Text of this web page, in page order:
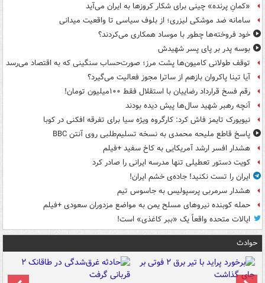
«کمانِ پرنده» چینی برای شکار کروزها به ایران می‌آید
سامانه ضد موشکی لیزری؛ از بلوف سیاسی تا واقعیت میدانی
خود فروخته‌ها چطور با موساد همکاری می‌کردند؟
بوسه‌ پدر بر پای پسر شهیدش
توقف طولانی کامیون‌ها پشت مرز؛ صورت‌حساب سنگینی که به اقتصاد می‌رسد
آیا تینا پاکروان بازهم از ساترا مجوز فعالیت می‌گیرد؟
رقم فسخ قرارداد رضاییان با استقلال فقط ۱۰۰میلیون تومان!
آنچه رهبر شهید سال‌ها پیش دیده بودند
نیویورک تایمز فاش کرد: کارگروه ویژه سیا برای تفرقه افکنی در کوبا
پاسخ قاطع ملیحه محمدی به نسخه تسلیم‌طلبی روی آنتن BBC
هشدار افسر ارشد آمریکایی به کاخ سفید +فیلم
کویت دستور تعطیلی تنها مدرسه ایرانی را صادر کرد
ایران را تست نکنید! جاده‌ی خشم ایران!
هشدار سرمربی پرسپولیس به جاسوس تیم
حمله کوبنده نیروهای مسلح یمن به مواضع مزدوران سعودی +فیلم
ایالات متحده واقعاً یک «ببر کاغذی» است!
حوادث